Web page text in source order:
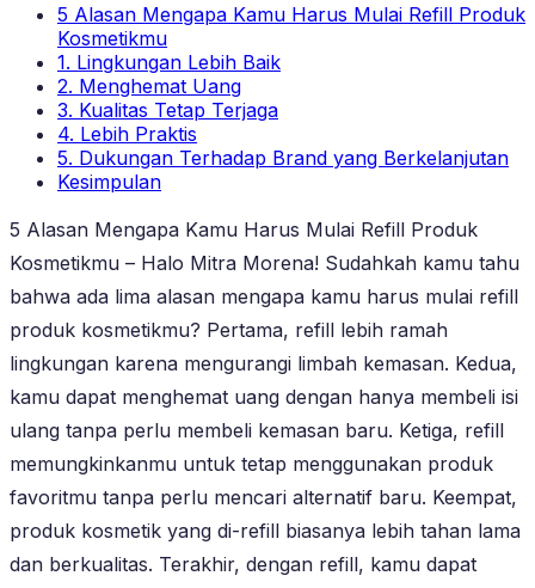
5 Alasan Mengapa Kamu Harus Mulai Refill Produk
Kosmetikmu
1. Lingkungan Lebih Baik
2. Menghemat Uang
3. Kualitas Tetap Terjaga
4. Lebih Praktis
5. Dukungan Terhadap Brand yang Berkelanjutan
Kesimpulan
5 Alasan Mengapa Kamu Harus Mulai Refill Produk
Kosmetikmu – Halo Mitra Morena! Sudahkah kamu tahu
bahwa ada lima alasan mengapa kamu harus mulai refill
produk kosmetikmu? Pertama, refill lebih ramah
lingkungan karena mengurangi limbah kemasan. Kedua,
kamu dapat menghemat uang dengan hanya membeli isi
ulang tanpa perlu membeli kemasan baru. Ketiga, refill
memungkinkanmu untuk tetap menggunakan produk
favoritmu tanpa perlu mencari alternatif baru. Keempat,
produk kosmetik yang di-refill biasanya lebih tahan lama
dan berkualitas. Terakhir, dengan refill, kamu dapat